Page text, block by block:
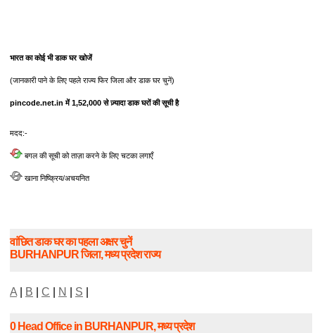
भारत का कोई भी डाक घर खोजें
(जानकारी पाने के लिए पहले राज्य फिर जिला और डाक घर चुनें)
pincode.net.in में 1,52,000 से ज़्यादा डाक घरों की सूची है
मदद:-
बगल की सूची को ताज़ा करने के लिए चटका लगाएँ
खाना निष्क्रिय/अचयनित
वांछित डाक घर का पहला अक्षर चुनें
BURHANPUR जिला, मध्य प्रदेश राज्य
A| B C N S
0 Head Office in BURHANPUR, मध्य प्रदेश